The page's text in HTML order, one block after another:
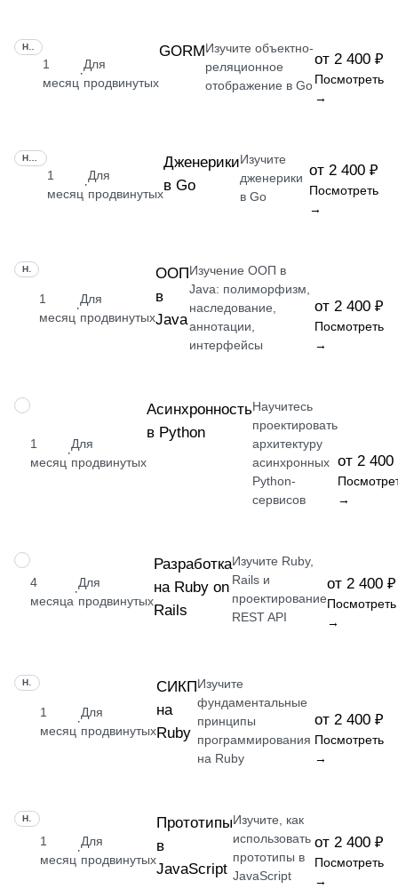
1
месяц
·
Для
продвинутых
GORMИзучите объектно-
реляционное
отображение в Go
от 2 400 ₽
Посмотреть
→
1
месяц
·
Для
продвинутых
Дженерики
в Go
Изучите
дженерики
в Go
от 2 400 ₽
Посмотреть
→
НАВЫК
1
месяц
·
Для
продвинутых
ООП
в
Java
Изучение ООП в
Java: полиморфизм,
наследование,
аннотации,
интерфейсы
от 2 400 ₽
Посмотреть
→
НАВЫК
1
месяц
·
Для
продвинутых
Асинхронность
в Python
Научитесь
проектировать
архитектуру
асинхронных
Python-
сервисов
от 2 400
→
НАВЫК
4
месяца
·
Для
продвинутых
Разработка
на Ruby on
Rails
Изучите Ruby,
Rails и
проектирование
REST API
от 2 400 ₽
Посмотреть
→
1
месяц
·
Для
продвинутых
СИКП
на
Ruby
Изучите
фундаментальные
принципы
программирования
на Ruby
от 2 400 ₽
Посмотреть
→
1
месяц
·
Для
продвинутых
Прототипы
в
JavaScript
Изучите, как
использовать
прототипы в
JavaScript
от 2 400 ₽
Посмотреть
→